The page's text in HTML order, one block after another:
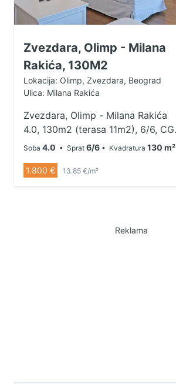
Zvezdara, Olimp - Milana
Rakića, 130M2
Lokacija: Olimp, Zvezdara, Beograd
Ulica: Milana Rakića
Zvezdara, Olimp - Milana Rakića
4.0, 130m2 (terasa 11m2), 6/6, CG
sa kalorimetrima, lift, telefon,
četvorosoban stan u novijoj zgradi
visokog kvaliteta. Kompletno je
dana. Obavezan depozit u visini
Soba 4.0 • Sprat 6/6 • Kvadratura 130 m²
1.800 € 13.85 €/m²
Reklama